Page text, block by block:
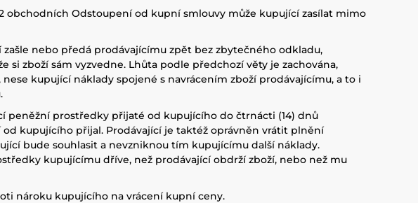
Odstoupení od kupní smlouvy může kupující zasílat mimo
nebo předá prodávajícímu zpět bez zbytečného odkladu,
zboží sám vyzvedne. Lhůta podle předchozí věty je zachována,
kupující náklady spojené s navrácením zboží prodávajícímu, a to i
peněžní prostředky přijaté od kupujícího do čtrnácti (14) dnů
kupujícího přijal. Prodávající je taktéž oprávněn vrátit plnění
bude souhlasit a nevzniknou tím kupujícímu další náklady.
kupujícímu dříve, než prodávající obdrží zboží, nebo než mu
nároku kupujícího na vrácení kupní ceny.